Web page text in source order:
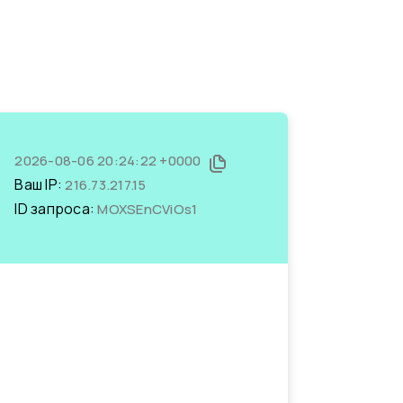
2026-08-06 20:24:22 +0000
Ваш IP:216.73.217.15
ID запроса:MOXSEnCViOs1